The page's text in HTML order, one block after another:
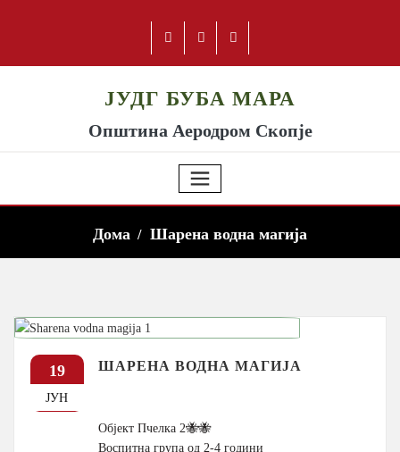
ЈУДГ БУБА МАРА
Општина Аеродром Скопје
Дома Шарена водна магија
19
ЈУН
ШАРЕНА ВОДНА МАГИЈА
Објект Пчелка 2🐝🐝
Воспитна група од 2-4 години